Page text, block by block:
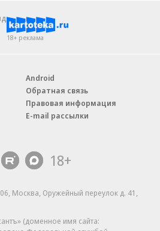
18+ реклама
Android
Обратная связь
Правовая информация
E-mail рассылки
18+
Москва, Оружейный переулок д. 41,
(доменное имя сайта: